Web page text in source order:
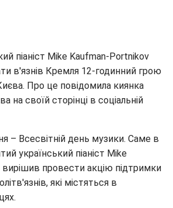
піаніст Mike Kaufman-Portnikov
в'язнів Кремля 12-годинний грою
Про це повідомила киянка
на своїй сторінці в соціальній
– Всесвітній день музики. Саме в
український піаніст Mike
провести акцію підтримки
які містяться в